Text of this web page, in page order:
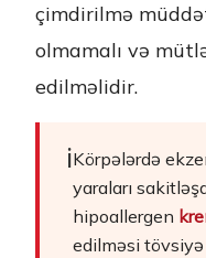
çimdirilmə
olmamalı və
edilməlidir.
ℹ️Körpələrdə
yaraları
hipoallergen
edilməsi tövsiyə